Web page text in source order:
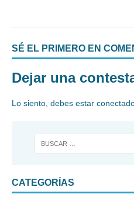
SÉ EL PRIMERO EN
Dejar una
Lo siento, debes estar
CATEGORÍAS